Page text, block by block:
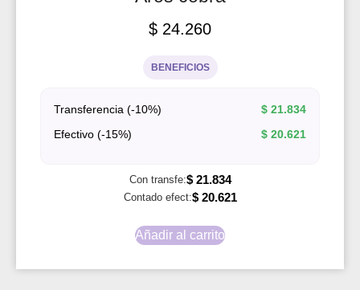
$ 24.260
BENEFICIOS
Transferencia (-10%) $ 21.834
Efectivo (-15%)
$ 20.621
Con transfe:$21.834
Contado efect:$20.621
Añadir al carrito